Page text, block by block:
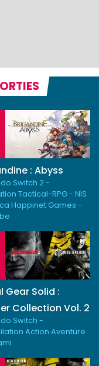
: Abyss
Switch 2 -
Tactical-RPG - NIS
Happinet Games -
Gear Solid :
Collection Vol. 2
Switch -
Action Aventure